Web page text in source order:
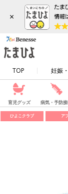
×
TOP 妊娠
育児グッズ 病気・予防
ひよこクラブ ア